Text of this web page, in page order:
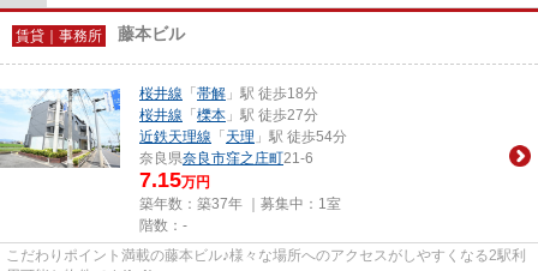
賃貸｜事務所 藤本ビル
桜井線 「 帯解 」駅 徒歩18分
桜井線 「 櫟本 」駅 徒歩27分
近鉄天理線 「 天理 」駅 徒歩54分
奈良県奈良市窪之庄町21-6
7.15万円
築年数：築37年 ｜募集中： 1室
階数：-
こだわりポイント満載の藤本ビル♪様々な場所へのアクセスがしやすくなる2駅利